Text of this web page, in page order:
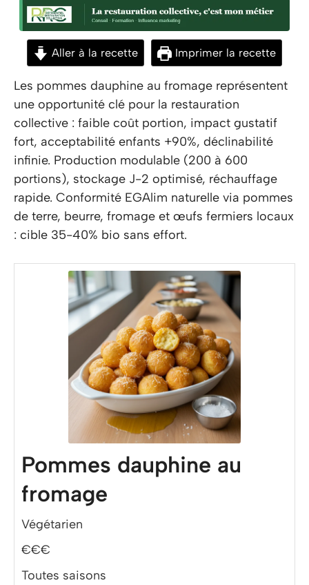
Aller à la recette Imprimer la recette
Les pommes dauphine au fromage représentent
une opportunité clé pour la restauration
collective : faible coût portion, impact gustatif
fort, acceptabilité enfants +90%, déclinabilité
infinie. Production modulable (200 à 600
portions), stockage J-2 optimisé, réchauffage
rapide. Conformité EGAlim naturelle via pommes
de terre, beurre, fromage et œufs fermiers locaux
: cible 35-40% bio sans effort.
Pommes dauphine au
fromage
Végétarien
€€€
Toutes saisons